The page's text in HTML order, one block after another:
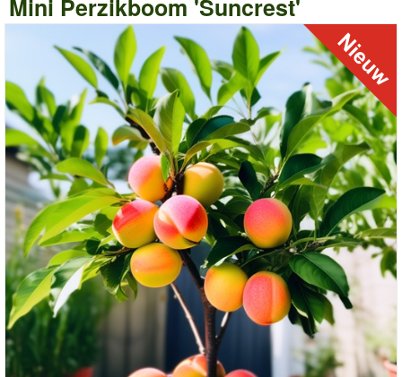
Mini Perzikboom 'Suncrest'